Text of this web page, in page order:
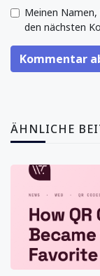
Meinen
den nächsten
Kommentar
ÄHNLICHE